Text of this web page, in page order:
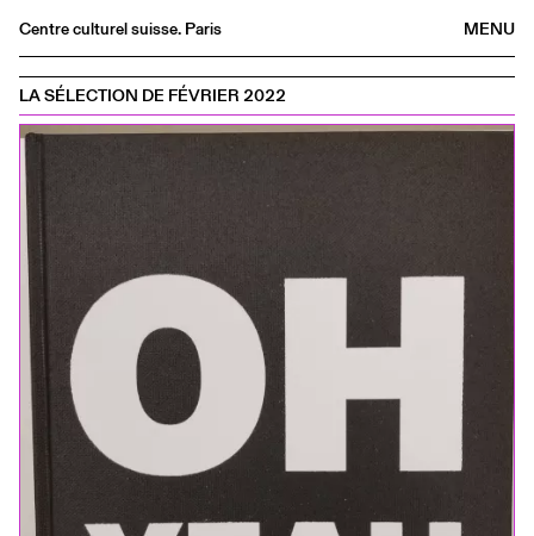
MENU
Centre culturel suisse. Paris
Agenda
Librairie
Buvette
Archives
Médiathèque
Éditions
Informations
FR / EN
LA SÉLECTION DE FÉVRIER 2022